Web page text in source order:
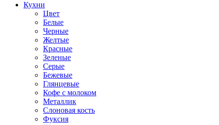
Кухни
Цвет
Белые
Черные
Желтые
Красные
Зеленые
Серые
Бежевые
Глянцевые
Кофе с молоком
Металлик
Слоновая кость
Фуксия